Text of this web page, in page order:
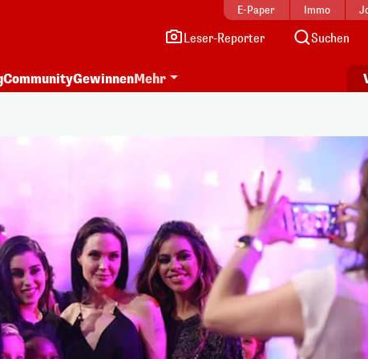
E-Paper Immo
Leser-Reporter Suchen
CommunityGewinnenMehr